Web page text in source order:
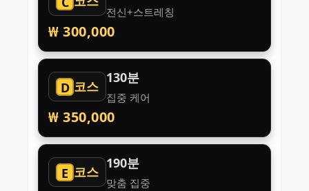
전신+스트레칭
₩ 300,000
D 코스
130분
집중 케어
₩ 350,000
E 코스
190분
맞춤 집중